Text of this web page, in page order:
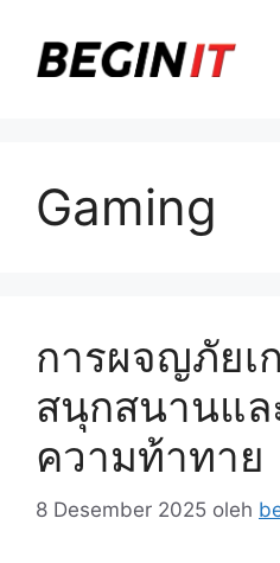
Gaming
การผจญภัยเ
สนุกสนานแล
ความท้าทาย
8 Desember 2025 oleh